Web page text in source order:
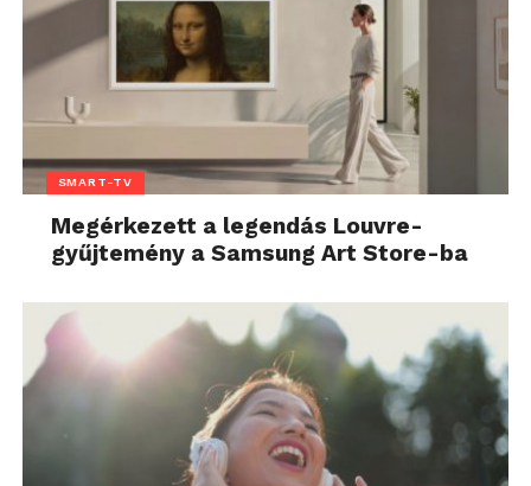
SMART-TV
Megérkezett a legendás Louvre-
gyűjtemény a Samsung Art Store-ba